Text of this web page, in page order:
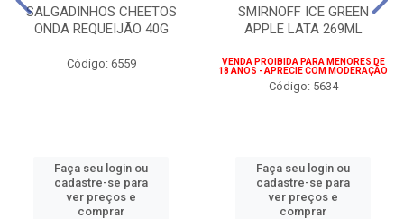
SALGADINHOS CHEETOS
ONDA REQUEIJÃO 40G
Código: 6559
Faça seu login ou
cadastre-se para
ver preços e
comprar
SMIRNOFF ICE GREEN
APPLE LATA 269ML
VENDA PROIBIDA PARA MENORES DE
18 ANOS - APRECIE COM MODERAÇÃO
Código: 5634
Faça seu login ou
cadastre-se para
ver preços e
comprar